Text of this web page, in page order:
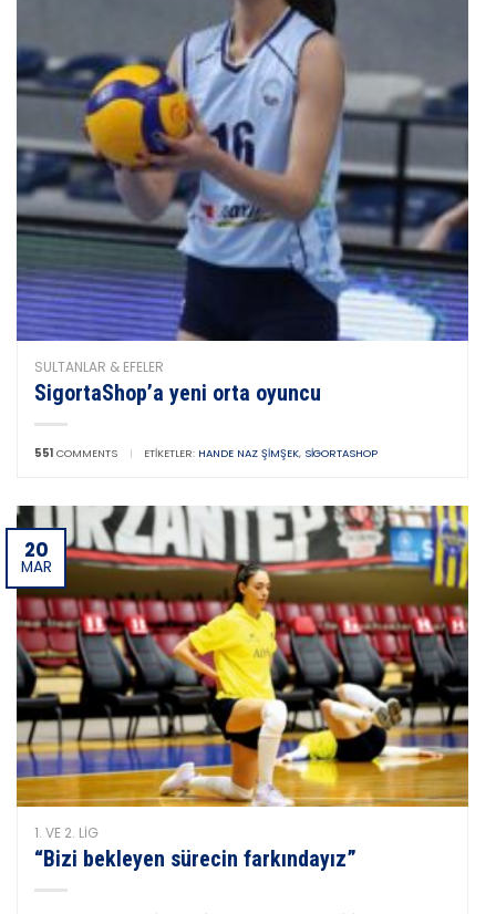
SULTANLAR & EFELER
SigortaShop’a yeni orta oyuncu
551 COMMENTS | ETIKETLER: HANDE NAZ ŞIMŞEK, SIGORTASHOP
20
MAR
1. VE 2. LIG
“Bizi bekleyen sürecin farkındayız”